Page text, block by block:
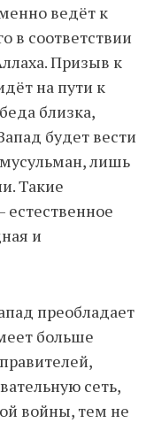
ведёт к
в соответствии
Призыв к
на пути к
близка,
будет вести
лишь
Такие
естественное
и
преобладает
больше
сеть,
войны, тем не